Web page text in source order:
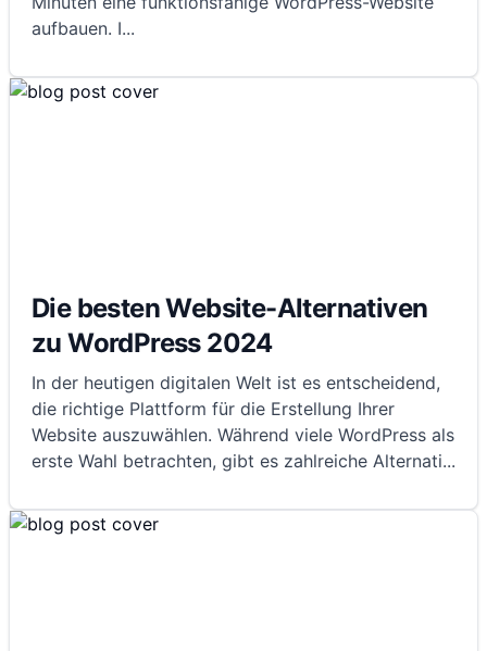
aufbauen. I...
Die besten Website-Alternativen
zu WordPress 2024
In der heutigen digitalen Welt ist es entscheidend,
die richtige Plattform für die Erstellung Ihrer
Website auszuwählen. Während viele WordPress als
erste Wahl betrachten, gibt es zahlreiche Alternati...